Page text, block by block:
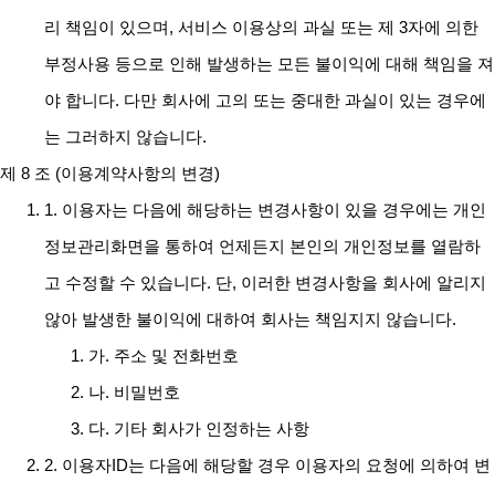
리 책임이 있으며, 서비스 이용상의 과실 또는 제 3자에 의한
부정사용 등으로 인해 발생하는 모든 불이익에 대해 책임을 져
야 합니다. 다만 회사에 고의 또는 중대한 과실이 있는 경우에
는 그러하지 않습니다.
제 8 조 (이용계약사항의 변경)
1. 이용자는 다음에 해당하는 변경사항이 있을 경우에는 개인
정보관리화면을 통하여 언제든지 본인의 개인정보를 열람하
고 수정할 수 있습니다. 단, 이러한 변경사항을 회사에 알리지
않아 발생한 불이익에 대하여 회사는 책임지지 않습니다.
가. 주소 및 전화번호
나. 비밀번호
다. 기타 회사가 인정하는 사항
2. 이용자ID는 다음에 해당할 경우 이용자의 요청에 의하여 변